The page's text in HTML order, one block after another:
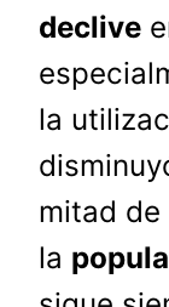
declive
la
mitad de
la